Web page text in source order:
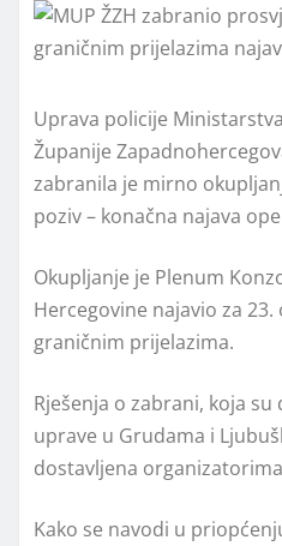
Uprava policije
Županije
zabranila je mirno
poziv – konačna najava
Okupljanje je Plenum
Hercegovine najavio za
graničnim prijelazima.
Rješenja o zabrani, koja
uprave u Grudama i
dostavljena
Kako se navodi u